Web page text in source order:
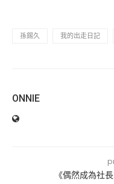
孫錫久 我的出走日記
ONNIE
《偶然成為社